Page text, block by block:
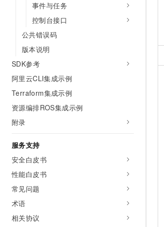
事件与任务
控制台接口
公共错误码
版本说明
SDK参考
阿里云CLI集成示例
Terraform集成示例
资源编排ROS集成示例
附录
服务支持
安全白皮书
性能白皮书
常见问题
术语
相关协议